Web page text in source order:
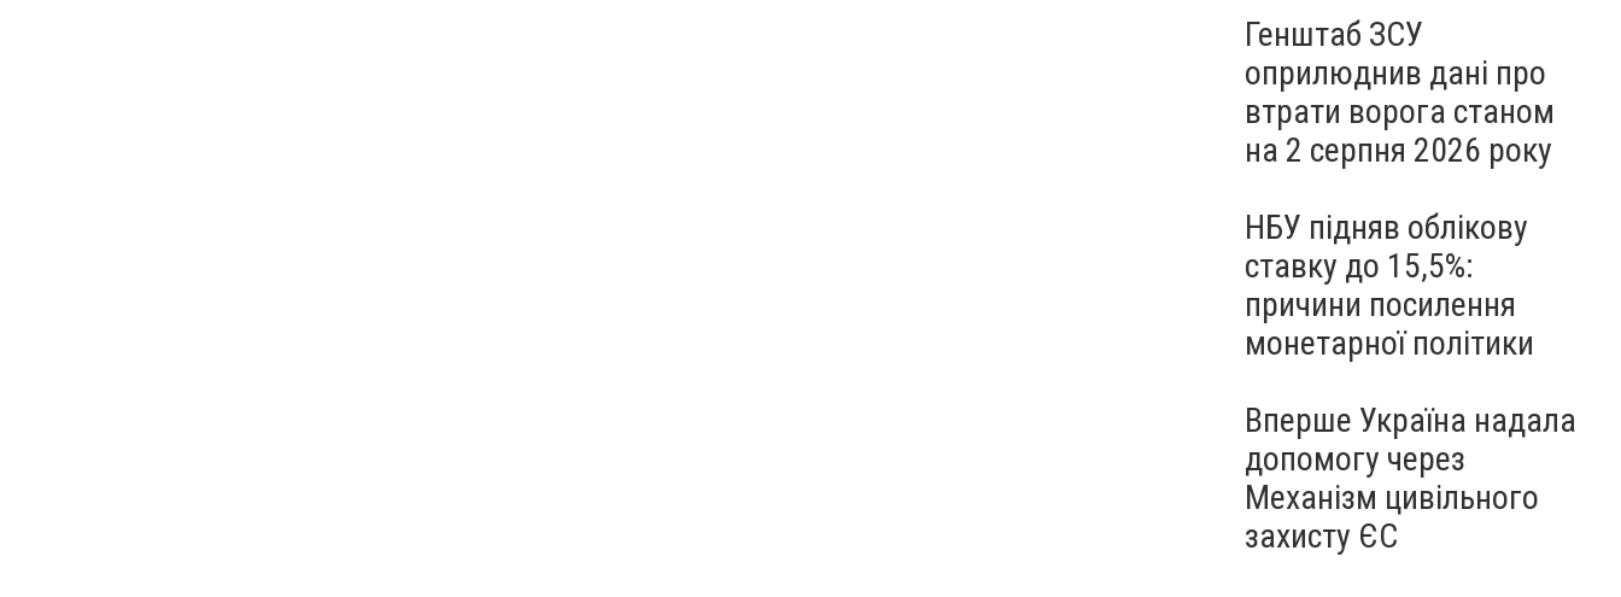
Генштаб ЗСУ
оприлюднив дані про
втрати ворога станом
на 2 серпня 2026 року
НБУ підняв облікову
ставку до 15,5%:
причини посилення
монетарної політики
Вперше Україна надала
допомогу через
Механізм цивільного
захисту ЄС